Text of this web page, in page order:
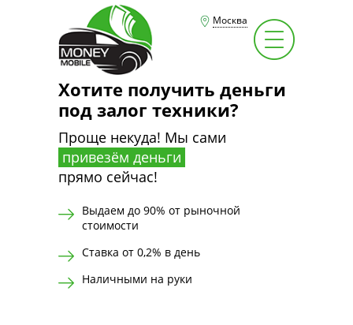
Москва
Хотите получить деньги
под залог техники?
Проще некуда! Мы сами
привезём деньги
прямо сейчас!
Выдаем до 90% от рыночной
стоимости
Ставка от 0,2% в день
Наличными на руки